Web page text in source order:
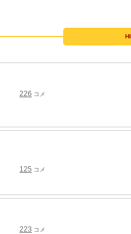
226 コメ
125 コメ
223 コメ